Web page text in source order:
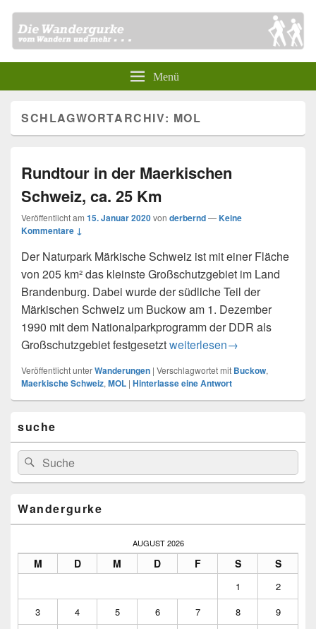
Menü
SCHLAGWORTARCHIV: MOL
Rundtour in der Maerkischen
Schweiz, ca. 25 Km
Veröffentlicht am 15. Januar 2020von derbernd—Keine
Kommentare ↓
Der Naturpark Märkische Schweiz ist mit einer Fläche
von 205 km² das kleinste Großschutzgebiet im Land
Brandenburg. Dabei wurde der südliche Teil der
Märkischen Schweiz um Buckow am 1. Dezember
1990 mit dem Nationalparkprogramm der DDR als
Großschutzgebiet festgesetztRundtour in der
weiterlesen→
Veröffentlicht unterWanderungen | Verschlagwortet mit Buckow,
Maerkische Schweiz, MOL | Hinterlasse eine Antwort
Seitenleisten-
Widgetbereich
suche
Suchen
nach:
Suchen
Wandergurke
AUGUST 2026
M D M D F S S
1
2
3
4 5 6 7 8
9